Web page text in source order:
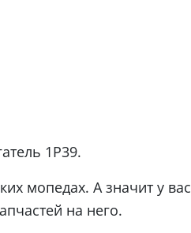
1Р39.
мопедах. А значит у вас
на него.